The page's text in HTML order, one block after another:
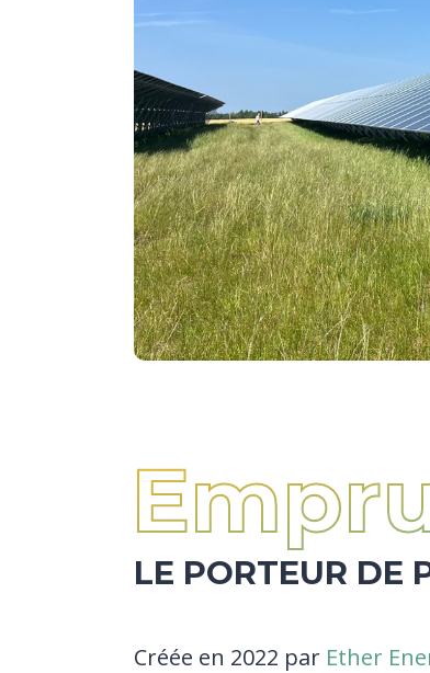
LE PORTEUR DE
Créée en 2022 par Ether